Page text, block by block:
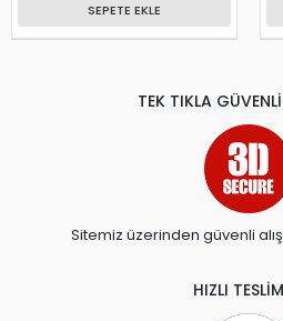
SEPETE EKLE
TEK TIKLA
Sitemiz üzerinden güvenli
HIZLI